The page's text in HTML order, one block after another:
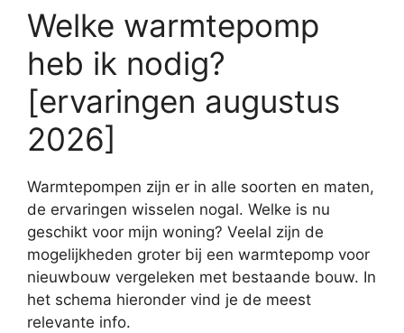
Welke warmtepomp
heb ik nodig?
[ervaringen augustus
2026]
Warmtepompen zijn er in alle soorten en maten,
de ervaringen wisselen nogal. Welke is nu
geschikt voor mijn woning? Veelal zijn de
mogelijkheden groter bij een warmtepomp voor
nieuwbouw vergeleken met bestaande bouw. In
het schema hieronder vind je de meest
relevante info.